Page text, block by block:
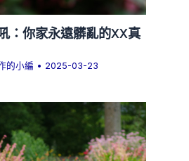
：你家永遠髒亂的XX真
的小編 • 2025-03-23